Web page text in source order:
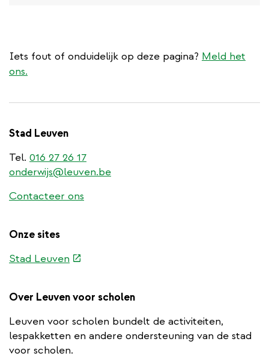
Iets fout of onduidelijk op deze pagina? Meld het
ons.
Stad Leuven
Tel. 016 27 26 17
onderwijs@leuven.be
Contacteer ons
Onze sites
Stad Leuven (externe
Over Leuven voor scholen
Leuven voor scholen bundelt de activiteiten,
lespakketten en andere ondersteuning van de stad
voor scholen.